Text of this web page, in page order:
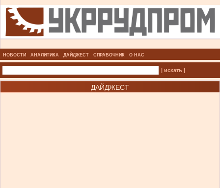
НОВОСТИ АНАЛИТИКА ДАЙДЖЕСТ СПРАВОЧНИК О НАС
| искать |
ДАЙДЖЕСТ